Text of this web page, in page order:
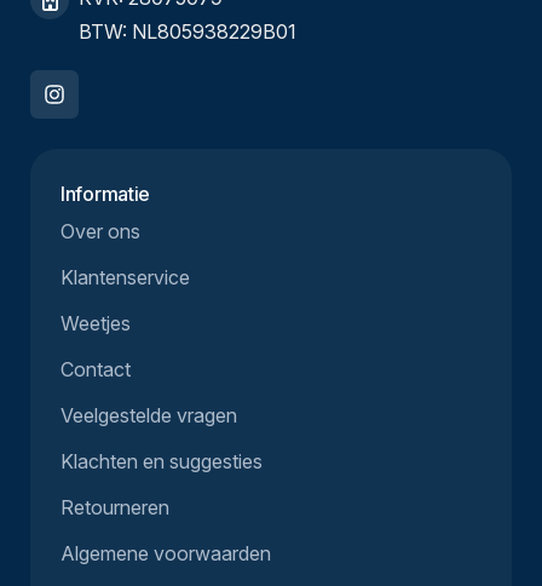
BTW: NL805938229B01
Informatie
Over ons
Klantenservice
Weetjes
Contact
Veelgestelde vragen
Klachten en suggesties
Retourneren
Algemene voorwaarden